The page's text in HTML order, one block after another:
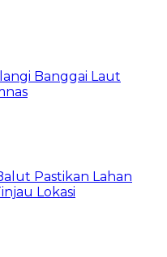
Banggai Laut
Pastikan Lahan
Lokasi